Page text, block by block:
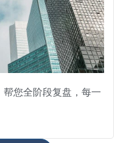
您全阶段复盘，每一